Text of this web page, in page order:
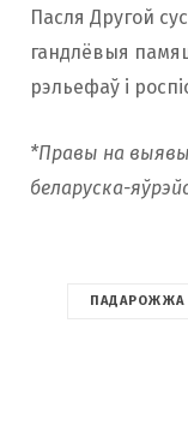
Пасля Другой
гандлёвыя
рэльефаў і
*Правы на
беларуска-
ПАДАРОЖЖА